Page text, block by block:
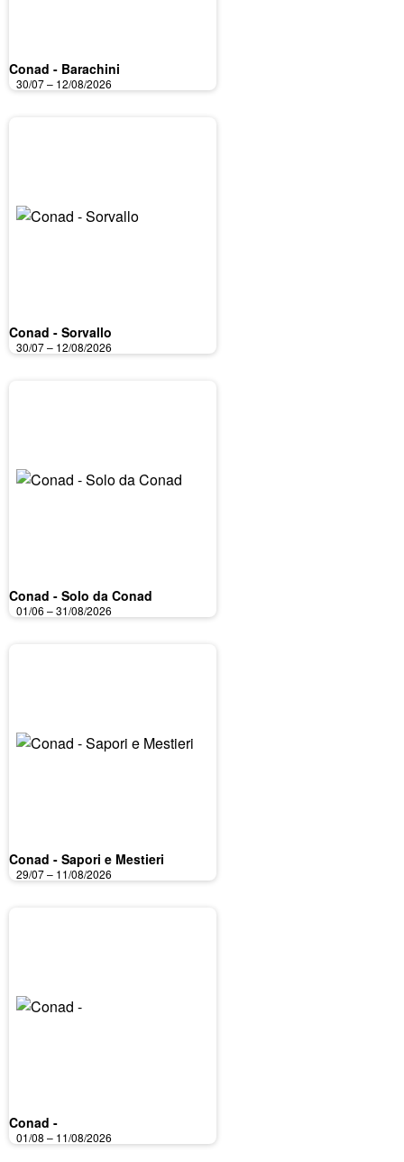
Conad - Barachini
30/07 – 12/08/2026
Conad - Sorvallo
30/07 – 12/08/2026
Conad - Solo da Conad
01/06 – 31/08/2026
Conad - Sapori e Mestieri
29/07 – 11/08/2026
Conad -
01/08 – 11/08/2026